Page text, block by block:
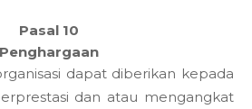
Pasal 10
Penghargaan
dapat diberikan kepada
dan atau mengangkat